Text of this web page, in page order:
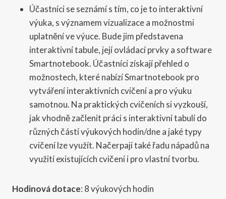
Účastníci se seznámí s tím, co je to interaktivní
výuka, s významem vizualizace a možnostmi
uplatnění ve výuce. Bude jim představena
interaktivní tabule, její ovládací prvky a software
Smartnotebook. Účastníci získají přehled o
možnostech, které nabízí Smartnotebook pro
vytváření interaktivních cvičení a pro výuku
samotnou. Na praktických cvičeních si vyzkouší,
jak vhodně začlenit práci s interaktivní tabulí do
různých částí výukových hodin/dne a jaké typy
cvičení lze využít. Načerpají také řadu nápadů na
využití existujících cvičení i pro vlastní tvorbu.
Hodinová dotace: 8 výukových hodin